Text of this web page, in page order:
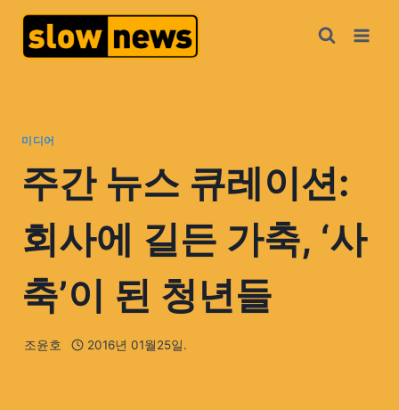
미디어
주간 뉴스 큐레이션:
회사에 길든 가축, ‘사
축’이 된 청년들
조윤호 2016년 01월25일.